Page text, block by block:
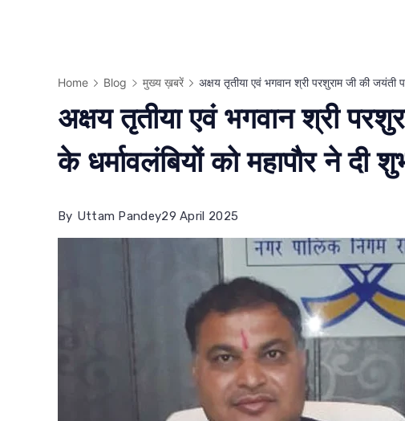
Home Blog मुख्य ख़बरें अक्षय तृतीया एवं भगवान श्री परशुराम जी की जयंती
अक्षय तृतीया एवं भगवान श्री
के धर्मावलंबियों को महापौर ने दी
By Uttam Pandey29 April 2025